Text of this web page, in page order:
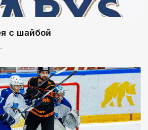
с шайбой